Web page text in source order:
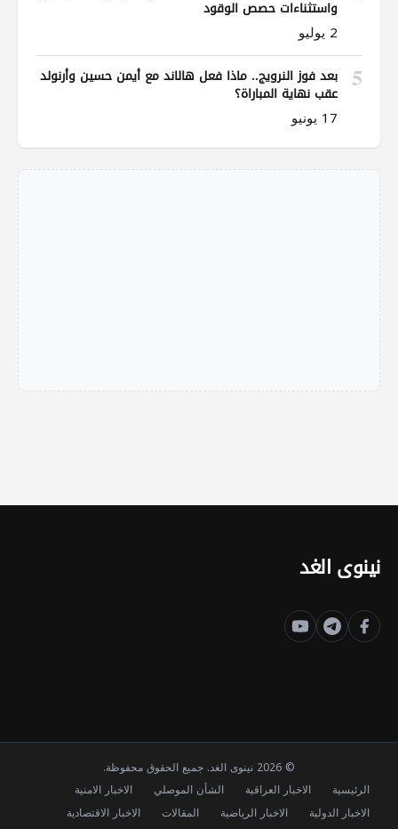
واستثناءات حصص الوقود
2 يوليو
5 بعد فوز النرويج.. ماذا فعل هالاند مع أيمن حسين وأرنولد
عقب نهاية المباراة؟
17 يونيو
نينوى الغد
© 2026 نينوى الغد. جميع الحقوق محفوظة.
الرئيسية
الاخبار العراقية الشأن الموصلي
الاخبار الامنية
الاخبار الدولية
الاخبار الرياضية المقالات
الاخبار الاقتصادية